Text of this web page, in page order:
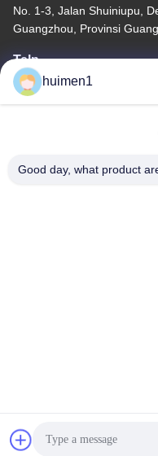
No. 1-3, Jalan Shuiniupu,
Guangzhou, Provinsi
Telp
86-18929562701
huimen1
Good day, what product